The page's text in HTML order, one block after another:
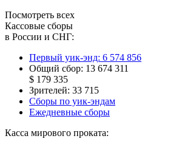
Посмотреть всех
Кассовые сборы
в России и СНГ:
Первый уик-энд: 6 574 856
Общий сбор: 13 674 311
$ 179 335
Зрителей: 33 715
Сборы по уик-эндам
Ежедневные сборы
Касса мирового проката: